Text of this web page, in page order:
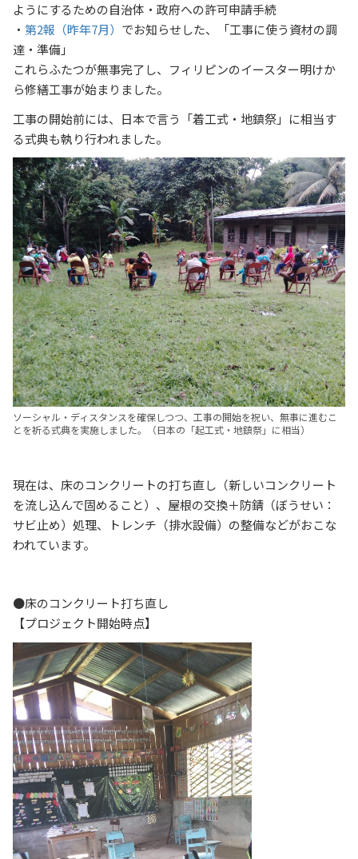
ようにするための自治体・政府への許可申請手続
・ 第2報（昨年7月） でお知らせした、「工事に使う資材の調
達・準備」
これらふたつが無事完了し、フィリピンのイースター明けか
ら修繕工事が始まりました。
工事の開始前には、日本で言う「着工式・地鎮祭」に相当す
る式典も執り行われました。
ソーシャル・ディスタンスを確保しつつ、工事の開始を祝い、無事に進むこ
とを祈る式典を実施しました。（日本の「起工式・地鎮祭」に相当）
現在は、床のコンクリートの打ち直し（新しいコンクリート
を流し込んで固めること）、屋根の交換＋防錆（ぼうせい：
サビ止め）処理、トレンチ（排水設備）の整備などがおこな
われています。
●床のコンクリート打ち直し
【プロジェクト開始時点】